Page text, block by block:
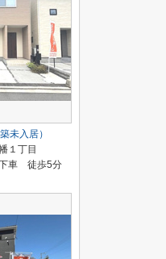
未入居）
１丁目
下車 徒歩5分